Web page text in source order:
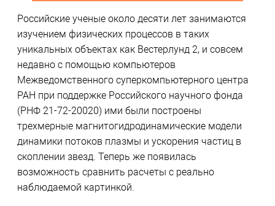
Российские ученые около десяти лет занимаются
изучением физических процессов в таких
уникальных объектах как Вестерлунд 2, и совсем
недавно с помощью компьютеров
Межведомственного суперкомпьютерного центра
РАН при поддержке Российского научного фонда
(РНФ 21-72-20020) ими были построены
трехмерные магнитогидродинамические модели
динамики потоков плазмы и ускорения частиц в
скоплении звезд. Теперь же появилась
возможность сравнить расчеты с реально
наблюдаемой картинкой.